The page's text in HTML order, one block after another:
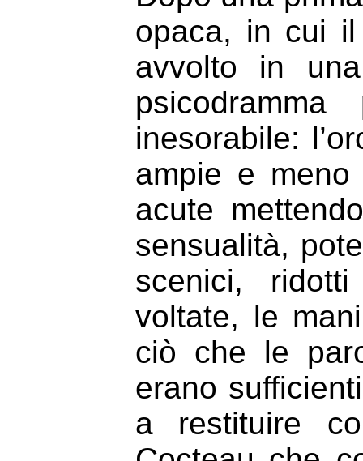
opaca, in cui
avvolto in
inesorabile:
ampie e
acute
sensualità,
scenici,
voltate, le
ciò che le
erano
a restituire